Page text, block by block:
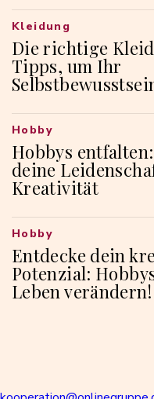
Die richtige
Tipps, um Ihr
Kleidung
Hobbys
deine
Kreativität
Hobby
Entdecke dein
Potenzial:
Leben verändern!
Hobby